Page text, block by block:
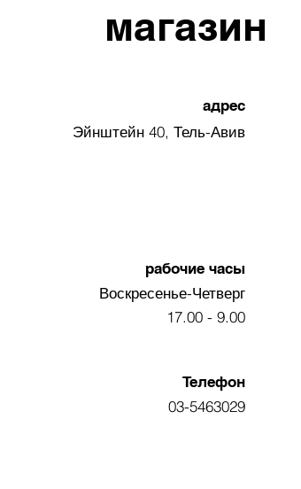
магазин
адрес
Эйнштейн 40, Тель-Авив
рабочие часы
Воскресенье-Четверг
9.00 - 17.00
Телефон
03-5463029